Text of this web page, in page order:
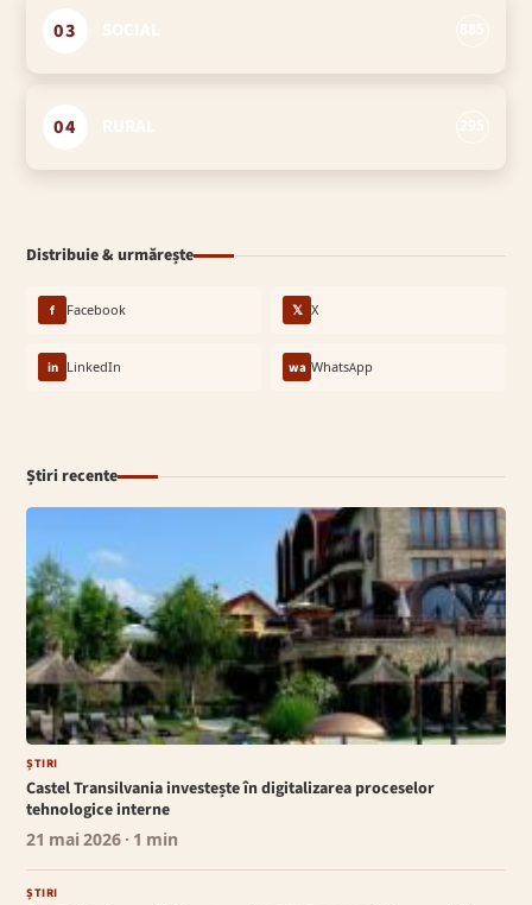
03
04
Distribuie & urmărește
f Facebook 𝕏 X
in LinkedIn wa WhatsApp
Știri recente
ȘTIRI
Castel Transilvania investește în digitalizarea proceselor
tehnologice interne
21 mai 2026 · 1 min
ȘTIRI